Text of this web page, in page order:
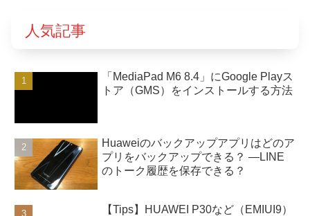
人気記事
「MediaPad M6 8.4」にGoogle Playス
トア（GMS）をインストールする方法
Huaweiのバックアップアプリはどのア
プリをバックアップできる？ ―LINE
のトーク履歴を保存できる？
【Tips】HUAWEI P30など（EMIUI9）